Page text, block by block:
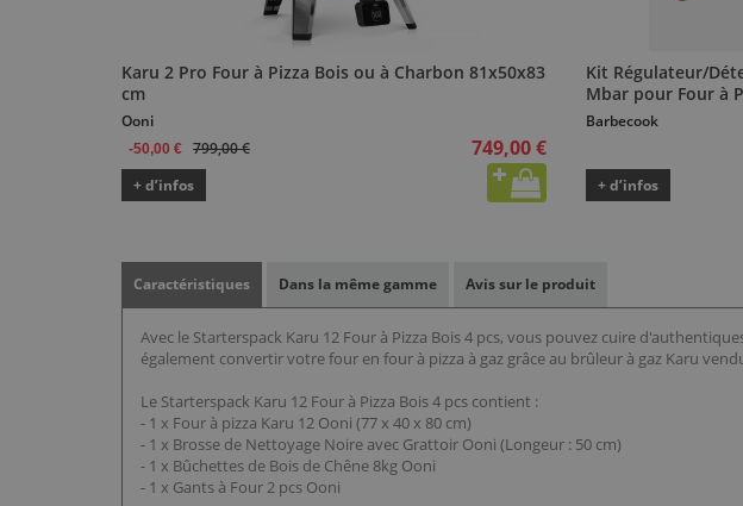
Karu 2 Pro Four à Pizza Bois ou à Charbon 81x50x83
cm
Ooni
-50,00 € 799,00 € 749,00 €
+ d’infos
Kit Régulateur/
Mbar pour Four à
Barbecook
+ d’infos
Caractéristiques Dans la même gamme Avis sur le produit
Avec le Starterspack Karu 12 Four à Pizza Bois 4 pcs, vous pouvez cuire
également convertir votre four en four à pizza à gaz grâce au brûleur à gaz Karu
Le Starterspack Karu 12 Four à Pizza Bois 4 pcs contient :
- 1 x Four à pizza Karu 12 Ooni (77 x 40 x 80 cm)
- 1 x Brosse de Nettoyage Noire avec Grattoir Ooni (Longeur : 50 cm)
- 1 x Bûchettes de Bois de Chêne 8kg Ooni
- 1 x Gants à Four 2 pcs Ooni